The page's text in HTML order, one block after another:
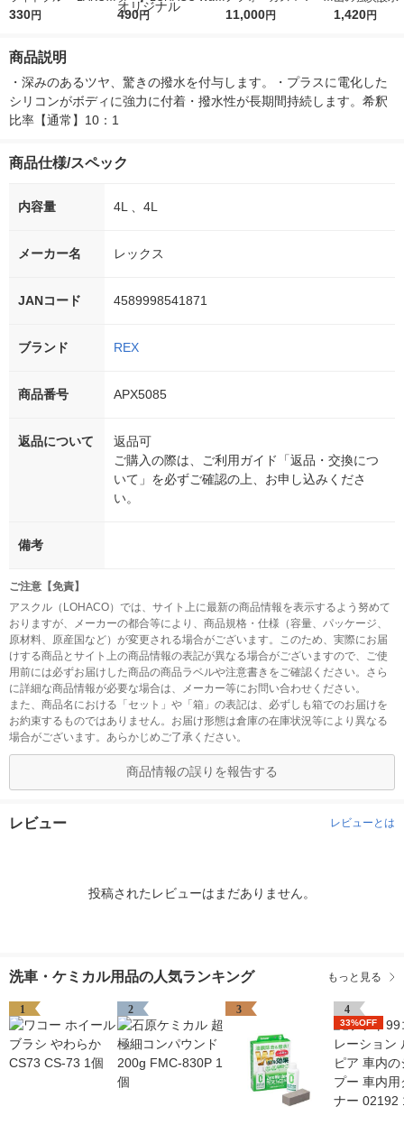
E/ラコレ
330円
r（ロハコウォータ
490円
5ｇ 資生堂 おまけ
11,000円
レス 500ml 1
1,420円
商品説明
・深みのあるツヤ、驚きの撥水を付与します。・プラスに電化した
シリコンがボディに強力に付着・撥水性が長期間持続します。希釈
比率【通常】10：1
商品仕様/スペック
内容量 4L 、4L
メーカー名 レックス
JANコード 4589998541871
ブランド REX
商品番号 APX5085
返品について
返品可
ご購入の際は、ご利用ガイド「返品・交換につ
いて」を必ずご確認の上、お申し込みくださ
い。
備考
ご注意【免責】
アスクル（LOHACO）では、サイト上に最新の商品情報を表示するよう努めて
おりますが、メーカーの都合等により、商品規格・仕様（容量、パッケージ、
原材料、原産国など）が変更される場合がございます。このため、実際にお届
けする商品とサイト上の商品情報の表記が異なる場合がございますので、ご使
用前には必ずお届けした商品の商品ラベルや注意書きをご確認ください。さら
に詳細な商品情報が必要な場合は、メーカー等にお問い合わせください。
また、商品名における「セット」や「箱」の表記は、必ずしも箱でのお届けを
お約束するものではありません。お届け形態は倉庫の在庫状況等により異なる
場合がございます。あらかじめご了承ください。
商品情報の誤りを報告する
レビュー レビューとは
投稿されたレビューはまだありません。
洗車・ケミカル用品の人気ランキング もっと見る
1 2 3 4
33%OFF